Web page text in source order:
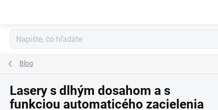
Blog
Lasery s dlhým dosahom a s
funkciou automaticého zacielenia